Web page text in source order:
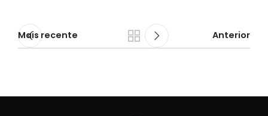
Mais recente Anterior